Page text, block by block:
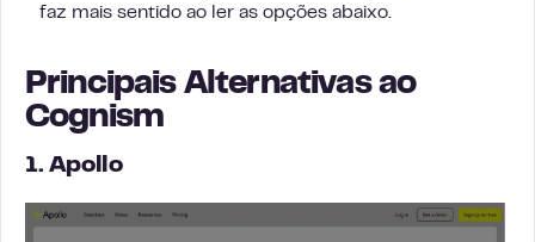
faz mais sentido ao ler as opções abaixo.
Principais Alternativas ao
Cognism
1. Apollo